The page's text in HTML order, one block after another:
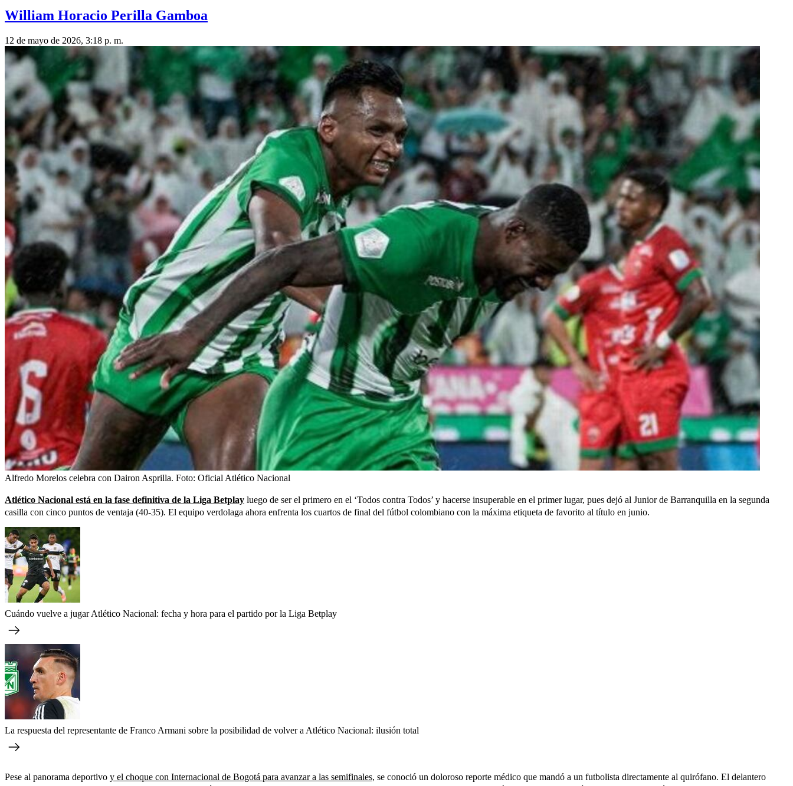
William Horacio Perilla Gamboa
12 de mayo de 2026, 3:18 p. m.
Alfredo Morelos celebra con Dairon Asprilla. Foto: Oficial Atlético Nacional
Atlético Nacional está en la fase definitiva de la Liga Betplay luego de ser el primero en el ‘Todos contra Todos’ y hacerse insuperable en el primer lugar, pues dejó al Junior de Barranquilla en la segunda
casilla con cinco puntos de ventaja (40-35). El equipo verdolaga ahora enfrenta los cuartos de final del fútbol colombiano con la máxima etiqueta de favorito al título en junio.
Cuándo vuelve a jugar Atlético Nacional: fecha y hora para el partido por la Liga Betplay
La respuesta del representante de Franco Armani sobre la posibilidad de volver a Atlético Nacional: ilusión total
Pese al panorama deportivo y el choque con Internacional de Bogotá para avanzar a las semifinales, se conoció un doloroso reporte médico que mandó a un futbolista directamente al quirófano. El delantero